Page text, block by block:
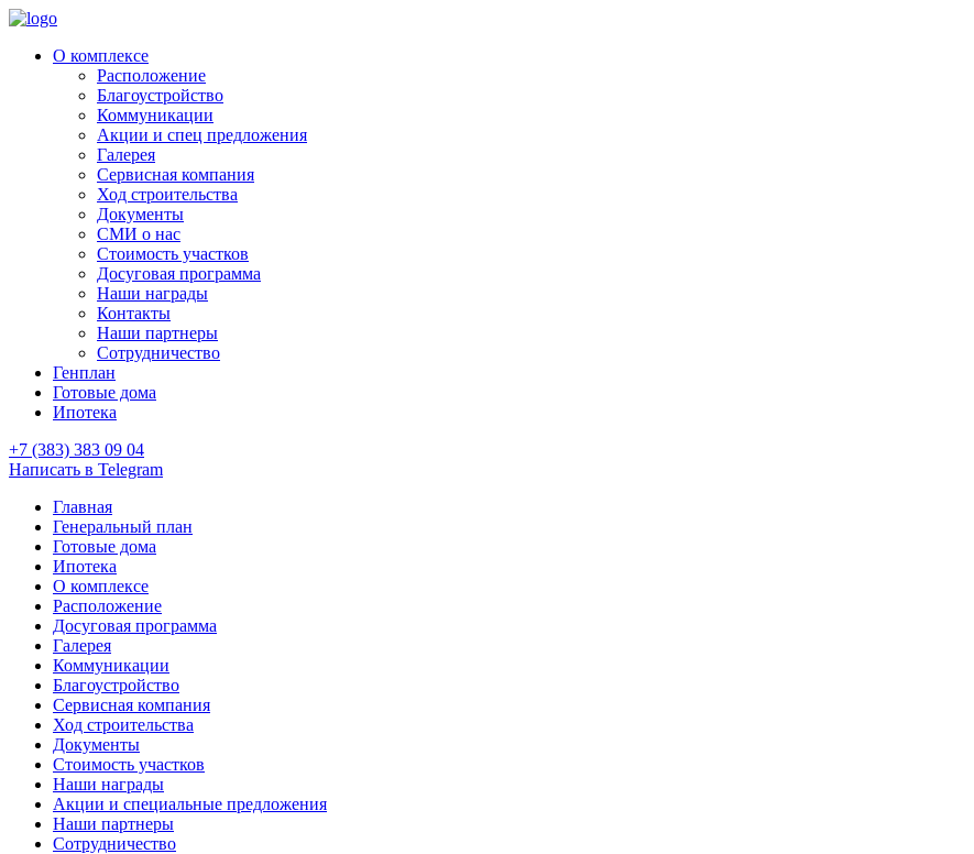
О комплексе
Расположение
Благоустройство
Коммуникации
Акции и спец предложения
Галерея
Сервисная компания
Ход строительства
Документы
СМИ о нас
Стоимость участков
Досуговая программа
Наши награды
Контакты
Наши партнеры
Сотрудничество
Генплан
Готовые дома
Ипотека
+7 (383) 383 09 04
Написать в Telegram
Главная
Генеральный план
Готовые дома
Ипотека
О комплексе
Расположение
Досуговая программа
Галерея
Коммуникации
Благоустройство
Сервисная компания
Ход строительства
Документы
Стоимость участков
Наши награды
Акции и специальные предложения
Наши партнеры
Сотрудничество